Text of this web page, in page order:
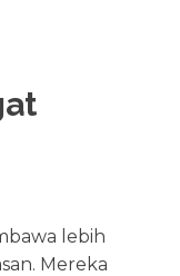
lebih
Mereka